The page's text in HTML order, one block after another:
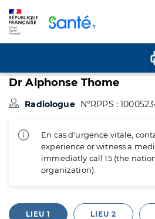
Dr Alphonse Thome
Radiologue N°RPPS :
En cas d'urgence vitale,
experience or witness a
immediatly call 15 (the
organization).
LIEU 1 LIEU 2